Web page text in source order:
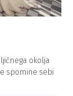
okolja
spomine sebi